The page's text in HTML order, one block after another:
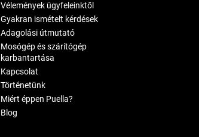
Vélemények ügyfeleinktől
Gyakran ismételt kérdések
Adagolási útmutató
Mosógép és szárítógép
karbantartása
Kapcsolat
Történetünk
Miért éppen Puella?
Blog